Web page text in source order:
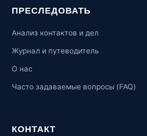
ПРЕСЛЕДОВАТЬ
Анализ контактов и дел
Журнал и путеводитель
О нас
Часто задаваемые вопросы (FAQ)
КОНТАКТ